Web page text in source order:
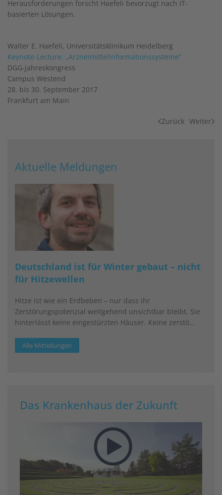
Herausforderungen forscht Haefeli bevorzugt nach IT-
basierten Lösungen.
Walter E. Haefeli, Universitätsklinikum Heidelberg
Keynote-Lecture: „Arzneimittelinformationssysteme”
DGG-Jahreskongress
Campus Westend
28. bis 30. September 2017
Frankfurt am Main
Zurück Weiter
Aktuelle Meldungen
Deutschland ist für Winter gebaut – nicht
für Hitzewellen
Hitze ist wie ein Erdbeben – nur dass ihr
Zerstörungspotenzial weitgehend unsichtbar bleibt. Sie
hinterlässt keine eingestürzten Häuser. Keine zerstö…
Alle Mitteilungen
Das Krankenhaus der Zukunft